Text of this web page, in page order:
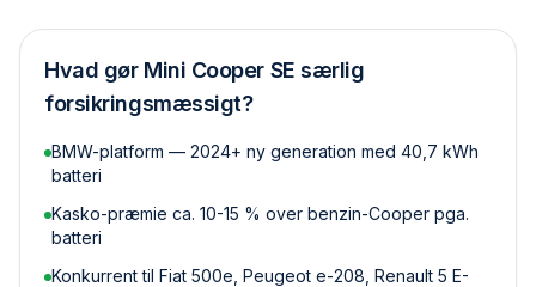
Hvad gør Mini Cooper SE særlig
forsikringsmæssigt?
BMW-platform — 2024+ ny generation med 40,7 kWh
batteri
Kasko-præmie ca. 10-15 % over benzin-Cooper pga.
batteri
Konkurrent til Fiat 500e, Peugeot e-208, Renault 5 E-